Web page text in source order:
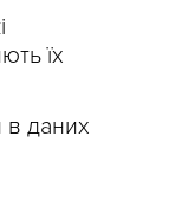
їх
в даних